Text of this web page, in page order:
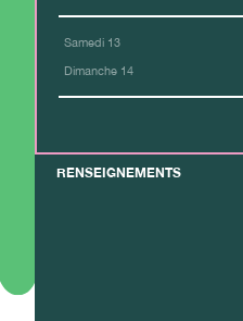
Samedi 13
Dimanche 14
RENSEIGNEMENTS